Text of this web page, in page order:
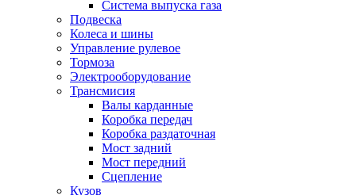
Система выпуска газа
Подвеска
Колеса и шины
Управление рулевое
Тормоза
Электрооборудование
Трансмисия
Валы карданные
Коробка передач
Коробка раздаточная
Мост задний
Мост передний
Сцепление
Кузов